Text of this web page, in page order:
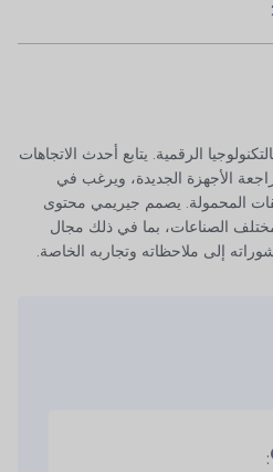
الرقمية. يتابع أحدث الاتجاهات
الأجهزة الجديدة، ويرغب في
المحمولة. يصمم جيريمي محتوى
الصناعات، بما في ذلك مجال
إلى ملاحظاته وتجاربه الخاصة.
: